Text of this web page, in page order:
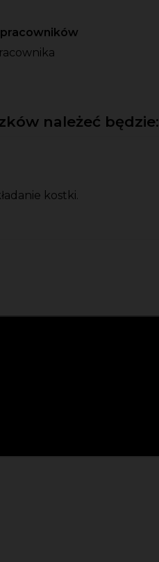
należeć będzie:
kostki.